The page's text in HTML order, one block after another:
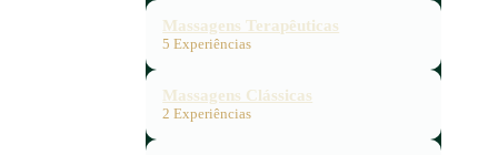
Massagens Terapêuticas
5 Experiências
Massagens Clássicas
2 Experiências